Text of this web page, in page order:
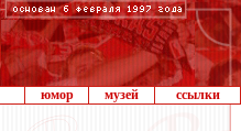
юмор музей ссылки